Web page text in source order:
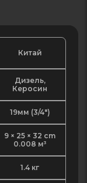
Китай
Дизель,
Керосин
19мм (3/4")
9 × 25 × 32 cm
0.008 м³
1.4 кг